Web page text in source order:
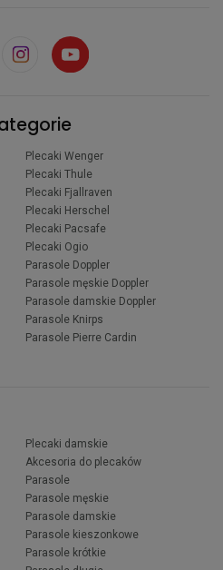
Plecaki Wenger
Plecaki Thule
Plecaki Fjallraven
Plecaki Herschel
Plecaki Pacsafe
Plecaki Ogio
Parasole Doppler
Parasole męskie Doppler
Parasole damskie Doppler
Parasole Knirps
Parasole Pierre Cardin
Plecaki damskie
Akcesoria do plecaków
Parasole
Parasole męskie
Parasole damskie
Parasole kieszonkowe
Parasole krótkie